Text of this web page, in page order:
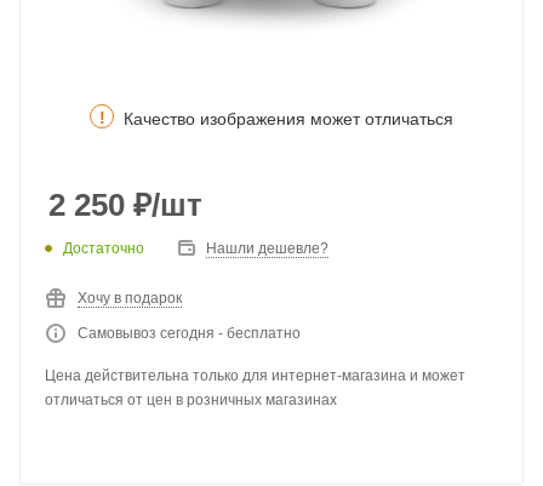
! Качество изображения может отличаться
2 250 ₽/шт
Достаточно Нашли дешевле?
Хочу в подарок
Самовывоз сегодня - бесплатно
Цена действительна только для интернет-магазина и может
отличаться от цен в розничных магазинах